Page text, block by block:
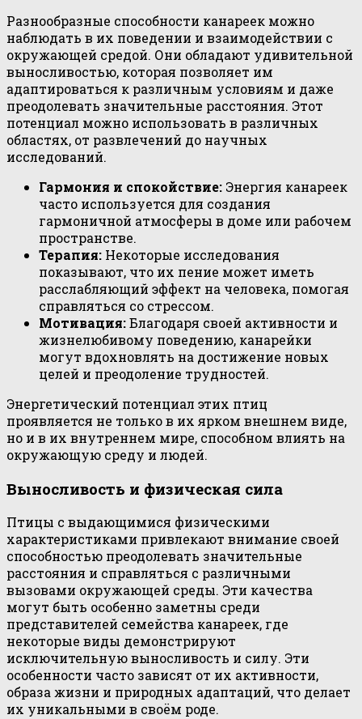
Разнообразные способности канареек можно
наблюдать в их поведении и взаимодействии с
окружающей средой. Они обладают удивительной
выносливостью, которая позволяет им
адаптироваться к различным условиям и даже
преодолевать значительные расстояния. Этот
потенциал можно использовать в различных
областях, от развлечений до научных
исследований.
Гармония и спокойствие: Энергия канареек
часто используется для создания
гармоничной атмосферы в доме или рабочем
пространстве.
Терапия: Некоторые исследования
показывают, что их пение может иметь
расслабляющий эффект на человека, помогая
справляться со стрессом.
Мотивация:Благодаря своей активности и
жизнелюбивому поведению, канарейки
могут вдохновлять на достижение новых
целей и преодоление трудностей.
Энергетический потенциал этих птиц
проявляется не только в их ярком внешнем виде,
но и в их внутреннем мире, способном влиять на
окружающую среду и людей.
Выносливость и физическая сила
Птицы с выдающимися физическими
характеристиками привлекают внимание своей
способностью преодолевать значительные
расстояния и справляться с различными
вызовами окружающей среды. Эти качества
могут быть особенно заметны среди
представителей семейства канареек, где
некоторые виды демонстрируют
исключительную выносливость и силу. Эти
особенности часто зависят от их активности,
образа жизни и природных адаптаций, что делает
их уникальными в своём роде.